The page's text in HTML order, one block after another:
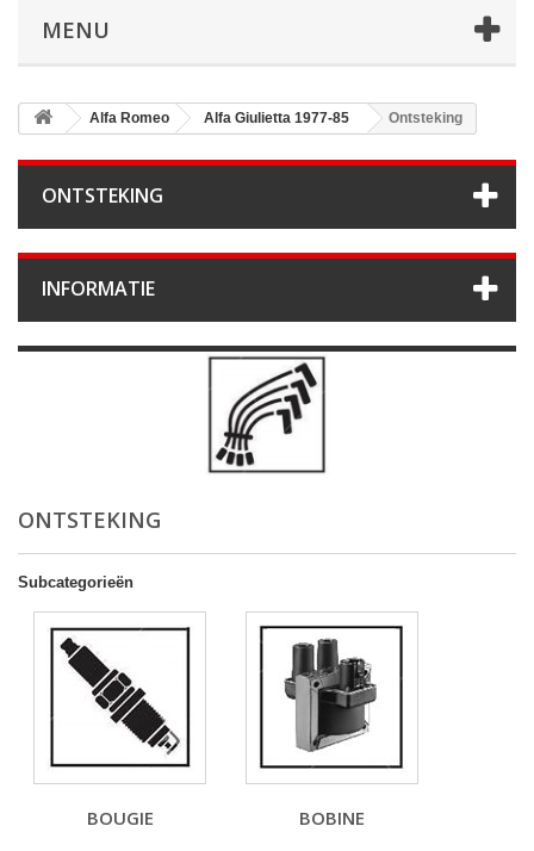
MENU
Alfa Romeo Alfa Giulietta 1977-85 Ontsteking
ONTSTEKING
INFORMATIE
ONTSTEKING
Subcategorieën
BOUGIE BOBINE